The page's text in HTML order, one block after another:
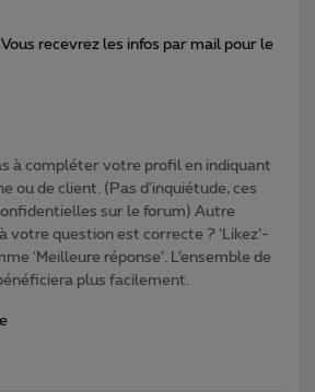
recevrez les infos par mail pour le
à compléter votre profil en indiquant
ou de client. (Pas d'inquiétude, ces
sur le forum) Autre
votre question est correcte ? ‘Likez’-
‘Meilleure réponse’. L’ensemble de
plus facilement.